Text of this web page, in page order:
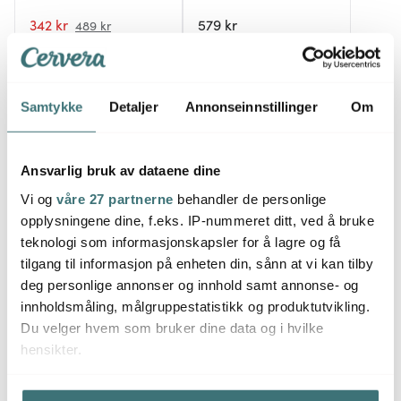
Samtykke Detaljer Annonseinnstillinger Om
Ansvarlig bruk av dataene dine
Vi og våre 27 partnerne behandler de personlige
opplysningene dine, f.eks. IP-nummeret ditt, ved å bruke
teknologi som informasjonskapsler for å lagre og få
tilgang til informasjon på enheten din, sånn at vi kan tilby
deg personlige annonser og innhold samt annonse- og
innholdsmåling, målgruppestatistikk og produktutvikling.
Du velger hvem som bruker dine data og i hvilke
hensikter.
Hvis du gir oss lov, vil vi også gjerne:
342 kr 489 kr 579 kr
Flere gode drinker